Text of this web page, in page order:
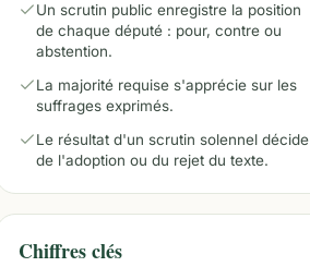
Un scrutin public enregistre la position
de chaque député : pour, contre ou
abstention.
La majorité requise s'apprécie sur les
suffrages exprimés.
Le résultat d'un scrutin solennel décide
de l'adoption ou du rejet du texte.
Chiffres clés